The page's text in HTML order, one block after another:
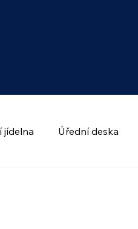
jídelna Úřední deska